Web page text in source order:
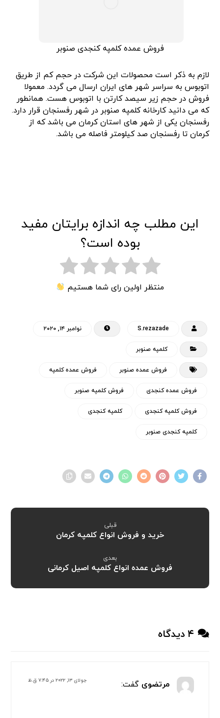
فروش عمده کلمپه کنجدی صنوبر
لازم به ذکر است محصولات این شرکت در حجم کم از طریق
اتوبوس به سراسر شهر های ایران ارسال می گردد. معمولا
فروش در حجم زیر سیصد کارتن با اتوبوس هست. همانطور
که می دانید کارخانه کلمپه صنوبر در شهر رفسنجان قرار دارد.
رفسنجان یکی از شهر های استان کرمان می باشد که از
کرمان تا رفسنجان صد کیلومتر فاصله می باشد.
این مطلب چه اندازه برایتان مفید
بوده است؟
منتظر اولین رای شما هستیم
S.rezazade نوامبر ۱۴, ۲۰۲۰
کلمپه صنوبر
فروش عمده صنوبر فروش عمده کلمپه
فروش عمده کنجدی فروش کلمپه صنوبر
فروش کلمپه کنجدی کلمپه کنجدی
کلمپه کنجدی صنوبر
قبلی
خرید و فروش انواع کلمپه کرمان
بعدی
فروش عمده انواع کلمپه اصیل کرمانی
۴ دیدگاه
مرتضوی گفت: جولای ۱۳, ۲۰۲۲ در ۷:۴۵ ق.ظ